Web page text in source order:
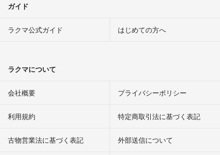
ガイド
ラクマ公式ガイド はじめての方へ
ラクマについて
会社概要 プライバシーポリシー
利用規約 特定商取引法に基づく表記
古物営業法に基づく表記 外部送信について